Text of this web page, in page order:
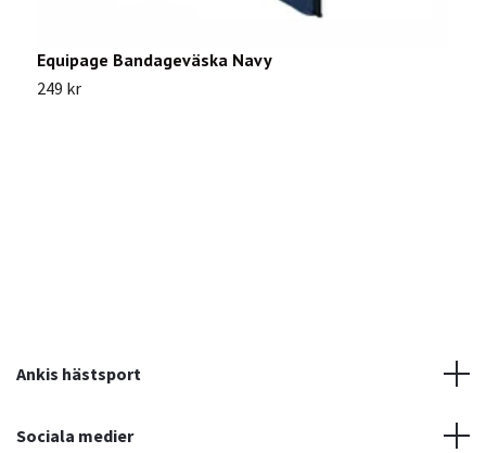
Equipage Bandageväska Navy
249 kr
Ankis hästsport
Sociala medier